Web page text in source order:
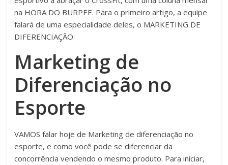
na HORA DO BURPEE. Para o primeiro artigo, a equipe
falará de uma especialidade deles, o MARKETING DE
DIFERENCIAÇÃO.
Marketing de
Diferenciação no
Esporte
VAMOS falar hoje de Marketing de diferenciação no
esporte, e como você pode se diferenciar da
concorrência vendendo o mesmo produto. Para iniciar,